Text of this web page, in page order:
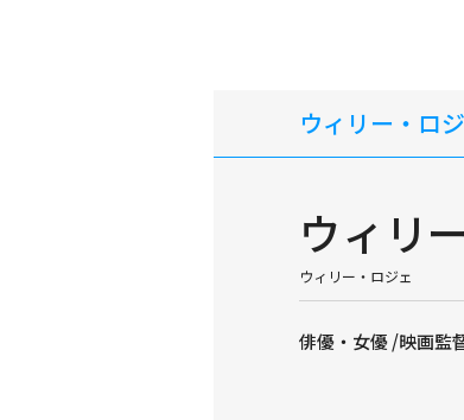
ウィリー・ロ
ウィリ
ウィリー・ロジェ
俳優・女優 /映画監